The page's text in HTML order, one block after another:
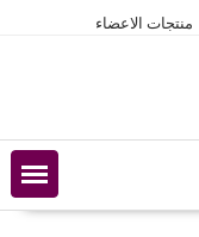
منتجات الاعضاء